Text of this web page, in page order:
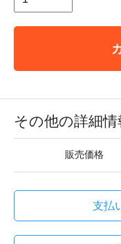
その他の詳細情
販売価格
支払